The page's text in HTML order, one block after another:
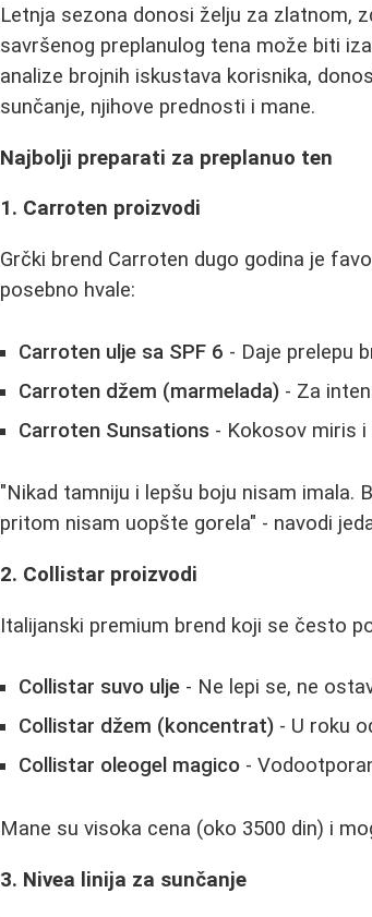
Letnja sezona donosi želju za zlatnom,
savršenog preplanulog tena može biti
analize brojnih iskustava korisnika,
sunčanje, njihove prednosti i mane.
Najbolji preparati za preplanuo ten
1. Carroten proizvodi
Grčki brend Carroten dugo godina je
posebno hvale:
Carroten ulje sa SPF 6 - Daje prelepu
Carroten džem (marmelada) - Za
Carroten Sunsations - Kokosov miris i
"Nikad tamniju i lepšu boju nisam imala.
pritom nisam uopšte gorela" - navodi
2. Collistar proizvodi
Italijanski premium brend koji se često
Collistar suvo ulje - Ne lepi se, ne
Collistar džem (koncentrat) - U roku
Collistar oleogel magico -
Mane su visoka cena (oko 3500 din) i
3. Nivea linija za sunčanje